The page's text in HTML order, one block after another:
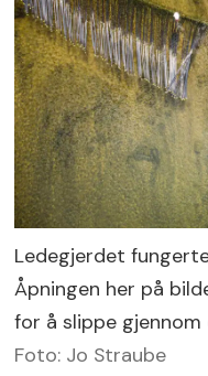
Ledegjerdet
Åpningen her på
for å slippe
Foto: Jo Straube